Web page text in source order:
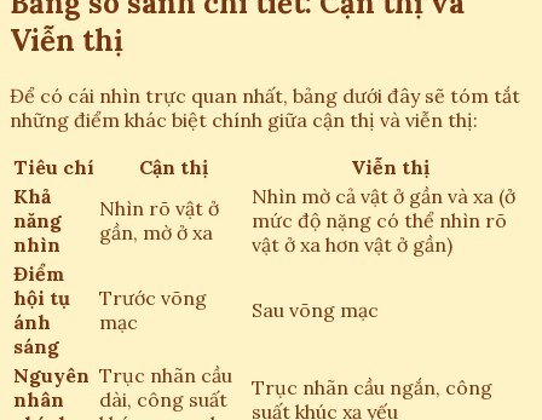
Viễn thị
Để có cái nhìn trực quan nhất, bảng dưới đây sẽ tóm tắt
những điểm khác biệt chính giữa cận thị và viễn thị:
Tiêu chí
Cận thị
Viễn thị
Khả
năng
nhìn
Nhìn rõ vật ở
gần, mờ ở xa
Nhìn mờ cả vật ở gần và xa (ở
mức độ nặng có thể nhìn rõ
vật ở xa hơn vật ở gần)
Điểm
hội tụ
ánh
sáng
Trước võng
mạc
Sau võng mạc
Nguyên
nhân
Trục nhãn cầu
dài, công suất
Trục nhãn cầu ngắn, công
suất khúc xạ yếu